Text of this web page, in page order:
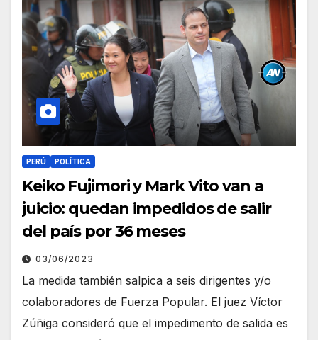
PERÚ POLÍTICA
Keiko Fujimori y Mark Vito van a
juicio: quedan impedidos de salir
del país por 36 meses
03/06/2023
La medida también salpica a seis dirigentes y/o
colaboradores de Fuerza Popular. El juez Víctor
Zúñiga consideró que el impedimento de salida es